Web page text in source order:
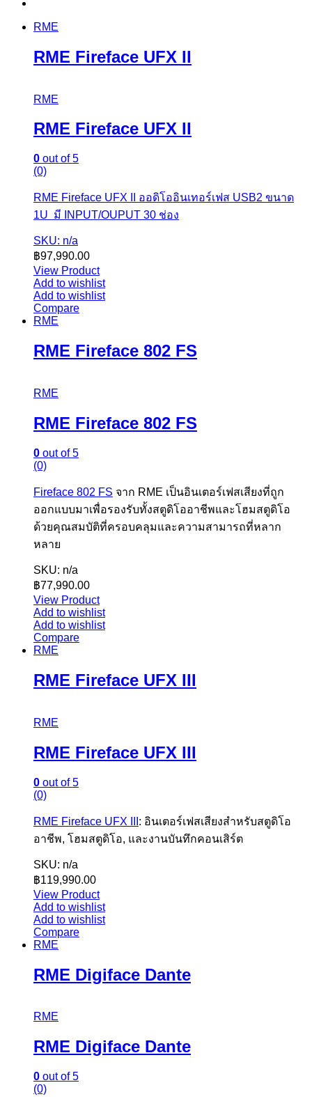
RME
RME Fireface UFX II
RME
RME Fireface UFX II
0 out of 5
(0)
RME Fireface UFX II ออดิโออินเทอร์เฟส USB2 ขนาด
1U มี INPUT/OUPUT 30 ช่อง
SKU: n/a
฿97,990.00
View Product
Add to wishlist
Add to wishlist
Compare
RME
RME Fireface 802 FS
RME
RME Fireface 802 FS
0 out of 5
(0)
Fireface 802 FS จาก RME เป็นอินเตอร์เฟสเสียงที่ถูก
ออกแบบมาเพื่อรองรับทั้งสตูดิโออาชีพและโฮมสตูดิโอ
ด้วยคุณสมบัติที่ครอบคลุมและความสามารถที่หลาก
หลาย
SKU: n/a
฿77,990.00
View Product
Add to wishlist
Add to wishlist
Compare
RME
RME Fireface UFX III
RME
RME Fireface UFX III
0 out of 5
(0)
RME Fireface UFX III : อินเตอร์เฟสเสียงสำหรับสตูดิโอ
อาชีพ, โฮมสตูดิโอ, และงานบันทึกคอนเสิร์ต
SKU: n/a
฿119,990.00
View Product
Add to wishlist
Add to wishlist
Compare
RME
RME Digiface Dante
RME
RME Digiface Dante
0 out of 5
(0)